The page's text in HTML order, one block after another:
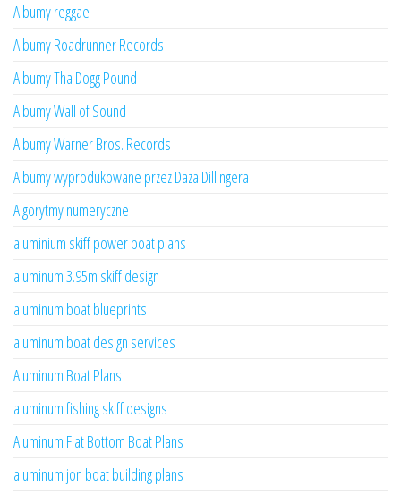
Albumy reggae
Albumy Roadrunner Records
Albumy Tha Dogg Pound
Albumy Wall of Sound
Albumy Warner Bros. Records
Albumy wyprodukowane przez Daza Dillingera
Algorytmy numeryczne
aluminium skiff power boat plans
aluminum 3.95m skiff design
aluminum boat blueprints
aluminum boat design services
Aluminum Boat Plans
aluminum fishing skiff designs
Aluminum Flat Bottom Boat Plans
aluminum jon boat building plans